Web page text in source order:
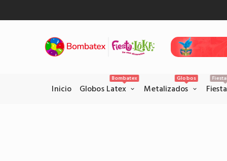
Inicio
Inicio Globos Latex
Bombatex
Metalizados
Globos
Fiesta